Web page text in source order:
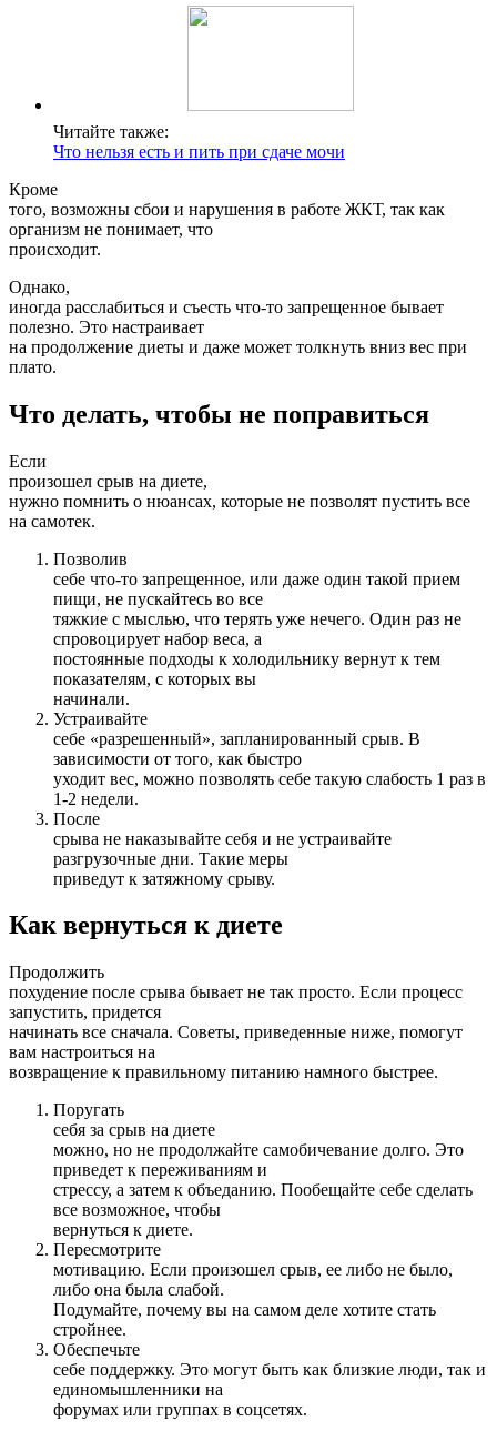
Читайте также:
Что нельзя есть и пить при сдаче мочи
Кроме
того, возможны сбои и нарушения в работе ЖКТ, так как
организм не понимает, что
происходит.
Однако,
иногда расслабиться и съесть что-то запрещенное бывает
полезно. Это настраивает
на продолжение диеты и даже может толкнуть вниз вес при
плато.
Что делать, чтобы не поправиться
Если
произошел срыв на диете,
нужно помнить о нюансах, которые не позволят пустить все
на самотек.
Позволив
себе что-то запрещенное, или даже один такой прием
пищи, не пускайтесь во все
тяжкие с мыслью, что терять уже нечего. Один раз не
спровоцирует набор веса, а
постоянные подходы к холодильнику вернут к тем
показателям, с которых вы
начинали.
Устраивайте
себе «разрешенный», запланированный срыв. В
зависимости от того, как быстро
уходит вес, можно позволять себе такую слабость 1 раз в
1-2 недели.
После
срыва не наказывайте себя и не устраивайте
разгрузочные дни. Такие меры
приведут к затяжному срыву.
Как вернуться к диете
Продолжить
похудение после срыва бывает не так просто. Если процесс
запустить, придется
начинать все сначала. Советы, приведенные ниже, помогут
вам настроиться на
возвращение к правильному питанию намного быстрее.
Поругать
себя за срыв на диете
можно, но не продолжайте самобичевание долго. Это
приведет к переживаниям и
стрессу, а затем к объеданию. Пообещайте себе сделать
все возможное, чтобы
вернуться к диете.
Пересмотрите
мотивацию. Если произошел срыв, ее либо не было,
либо она была слабой.
Подумайте, почему вы на самом деле хотите стать
стройнее.
Обеспечьте
себе поддержку. Это могут быть как близкие люди, так и
единомышленники на
форумах или группах в соцсетях.